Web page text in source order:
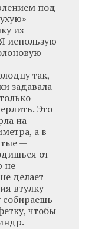
под
из
использую
так,
задавала
Это
на
а в
—
от
не
делает
втулку
собираешь
чтобы